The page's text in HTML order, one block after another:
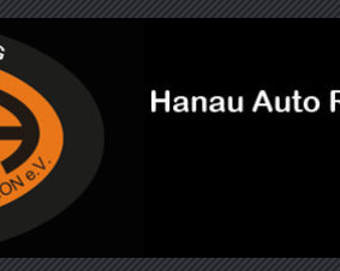
Association